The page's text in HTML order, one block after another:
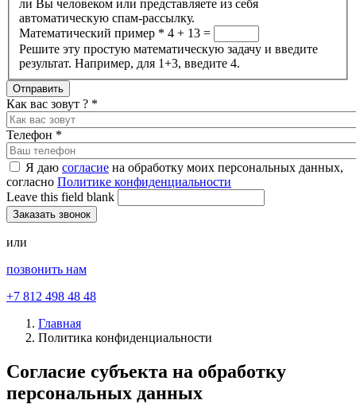
ли Вы человеком или представляете из себя
автоматическую спам-рассылку.
Математический пример * 4 + 13 =
Решите эту простую математическую задачу и введите
результат. Например, для 1+3, введите 4.
Как вас зовут ? *
Телефон *
Я даю согласие на обработку моих персональных данных,
согласно Политике конфиденциальности
Leave this field blank
или
позвонить нам
+7 812 498 48 48
Главная
Политика конфиденциальности
Согласие субъекта на обработку
персональных данных